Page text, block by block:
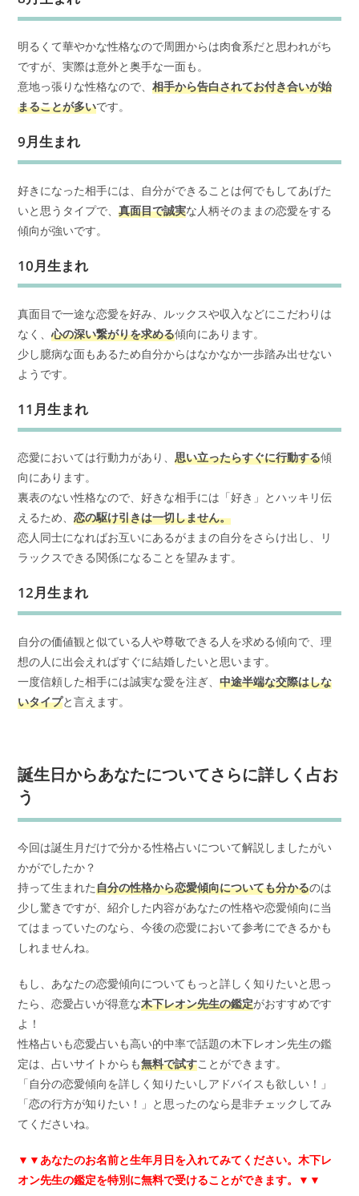
明るくて華やかな性格なので周囲からは肉食系だと思われがち
ですが、実際は意外と奥手な一面も。
意地っ張りな性格なので、相手から告白されてお付き合いが始
まることが多いです。
9月生まれ
好きになった相手には、自分ができることは何でもしてあげた
いと思うタイプで、真面目で誠実な人柄そのままの恋愛をする
傾向が強いです。
10月生まれ
真面目で一途な恋愛を好み、ルックスや収入などにこだわりは
なく、心の深い繋がりを求める傾向にあります。
少し臆病な面もあるため自分からはなかなか一歩踏み出せない
ようです。
11月生まれ
恋愛においては行動力があり、思い立ったらすぐに行動する傾
向にあります。
裏表のない性格なので、好きな相手には「好き」とハッキリ伝
えるため、恋の駆け引きは一切しません。
恋人同士になればお互いにあるがままの自分をさらけ出し、リ
ラックスできる関係になることを望みます。
12月生まれ
自分の価値観と似ている人や尊敬できる人を求める傾向で、理
想の人に出会えればすぐに結婚したいと思います。
一度信頼した相手には誠実な愛を注ぎ、中途半端な交際はしな
いタイプと言えます。
誕生日からあなたについてさらに詳しく占お
う
今回は誕生月だけで分かる性格占いについて解説しましたがい
かがでしたか？
持って生まれた自分の性格から恋愛傾向についても分かるのは
少し驚きですが、紹介した内容があなたの性格や恋愛傾向に当
てはまっていたのなら、今後の恋愛において参考にできるかも
しれませんね。
もし、あなたの恋愛傾向についてもっと詳しく知りたいと思っ
たら、恋愛占いが得意な木下レオン先生の鑑定がおすすめです
よ！
性格占いも恋愛占いも高い的中率で話題の木下レオン先生の鑑
定は、占いサイトからも無料で試すことができます。
「自分の恋愛傾向を詳しく知りたいしアドバイスも欲しい！」
「恋の行方が知りたい！」と思ったのなら是非チェックしてみ
てくださいね。
▼▼あなたのお名前と生年月日を入れてみてください。木下レ
オン先生の鑑定を特別に無料で受けることができます。▼▼